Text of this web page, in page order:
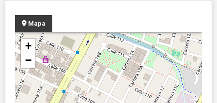
Mapa
+
−